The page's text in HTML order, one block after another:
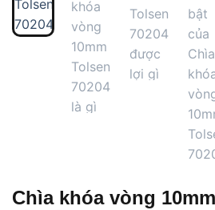
Chìa khóa vòng